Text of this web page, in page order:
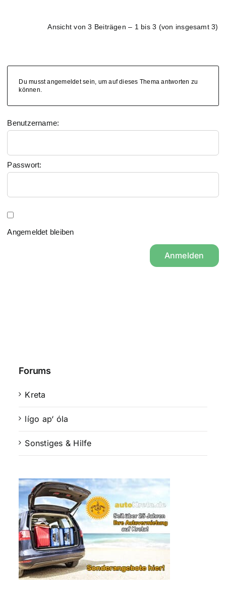
Ansicht von 3 Beiträgen – 1 bis 3 (von insgesamt 3)
Du musst angemeldet sein, um auf dieses Thema antworten zu
können.
Benutzername:
Passwort:
Angemeldet bleiben
Anmelden
Forums
Kreta
lígo ap‘ óla
Sonstiges & Hilfe